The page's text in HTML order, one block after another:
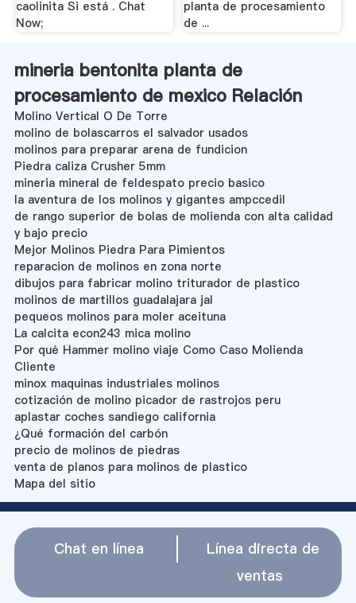
caolinita Si está . Chat
Now;
planta de procesamiento
de ...
mineria bentonita planta de
procesamiento de mexico Relación
Molino Vertical O De Torre
molino de bolascarros el salvador usados
molinos para preparar arena de fundicion
Piedra caliza Crusher 5mm
mineria mineral de feldespato precio basico
la aventura de los molinos y gigantes ampccedil
de rango superior de bolas de molienda con alta calidad
y bajo precio
Mejor Molinos Piedra Para Pimientos
reparacion de molinos en zona norte
dibujos para fabricar molino triturador de plastico
molinos de martillos guadalajara jal
pequeos molinos para moler aceituna
La calcita econ243 mica molino
Por qué Hammer molino viaje Como Caso Molienda
Cliente
minox maquinas industriales molinos
cotización de molino picador de rastrojos peru
aplastar coches sandiego california
¿Qué formación del carbón
precio de molinos de piedras
venta de planos para molinos de plastico
Mapa del sitio
Chat en línea
Línea directa de
ventas